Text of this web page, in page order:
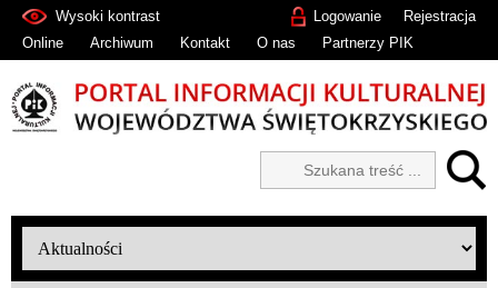
Rejestracja
Logowanie
Wysoki kontrast
Online
Archiwum Kontakt O nas Partnerzy PIK